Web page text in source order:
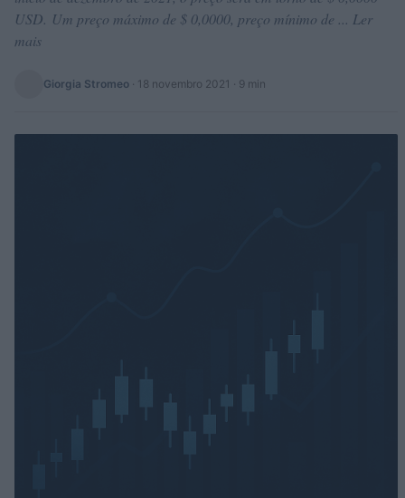
USD. Um preço máximo de $ 0,0000, preço mínimo de ... Ler
mais
Giorgia Stromeo · 18 novembro 2021 · 9 min